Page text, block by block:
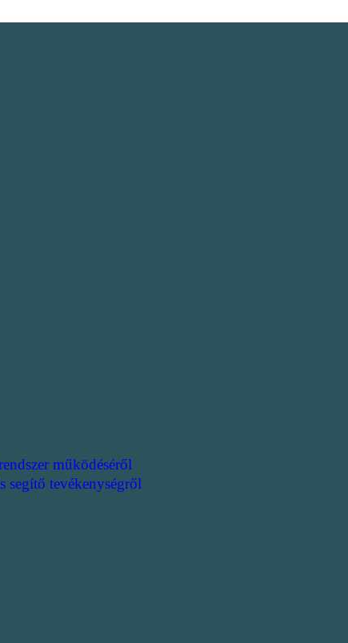
működéséről
segítő tevékenységről